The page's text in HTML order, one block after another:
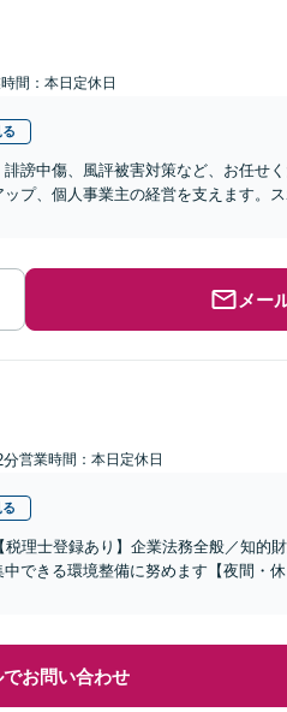
間：本日定休日
誹謗中傷、風評被害対策など、お任せ
プ、個人事業主の経営を支えます。
メー
分営業時間：本日定休日
税理士登録あり】企業法務全般／知的
できる環境整備に努めます【夜間・
でお問い合わせ